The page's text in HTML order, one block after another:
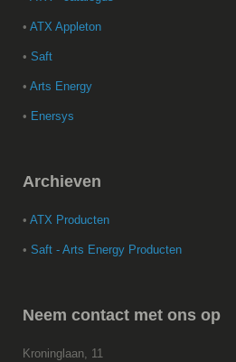
• ATX Appleton
• Saft
• Arts Energy
• Enersys
Archieven
• ATX Producten
• Saft - Arts Energy Producten
Neem contact met ons op
Kroninglaan, 11